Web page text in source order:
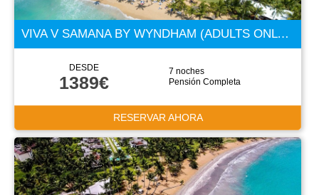
VIVA V SAMANA BY WYNDHAM (ADULTS ONLY +18) 5 ESTRELLAS
DESDE
1389€
7 noches
Pensión Completa
RESERVAR AHORA